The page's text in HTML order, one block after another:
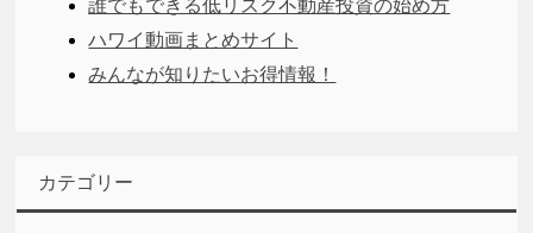
誰でもできる低リスク不動産投資の始め方
ハワイ動画まとめサイト
みんなが知りたいお得情報！
カテゴリー